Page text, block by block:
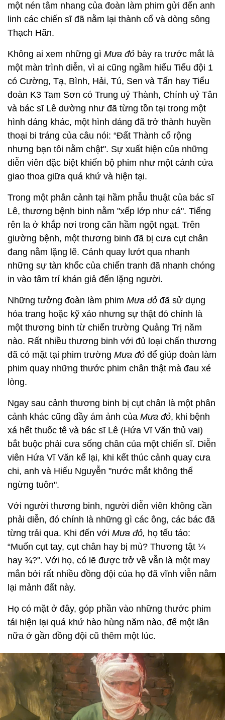
một nén tâm nhang của đoàn làm phim gửi đến anh
linh các chiến sĩ đã nằm lại thành cổ và dòng sông
Thạch Hãn.
Không ai xem những gì Mưa đỏ bày ra trước mắt là
một màn trình diễn, vì ai cũng ngầm hiểu Tiểu đội 1
có Cường, Tạ, Bình, Hải, Tú, Sen và Tấn hay Tiểu
đoàn K3 Tam Sơn có Trung uý Thành, Chính uỷ Tân
và bác sĩ Lê dường như đã từng tồn tại trong một
hình dáng khác, một hình dáng đã trở thành huyền
thoại bi tráng của câu nói: “Đất Thành cổ rộng
nhưng bạn tôi nằm chật". Sự xuất hiện của những
diễn viên đặc biệt khiến bộ phim như một cánh cửa
giao thoa giữa quá khứ và hiện tại.
Trong một phân cảnh tại hầm phẫu thuật của bác sĩ
Lê, thương bệnh binh nằm "xếp lớp như cá". Tiếng
rên la ở khắp nơi trong căn hầm ngột ngạt. Trên
giường bệnh, một thương binh đã bị cưa cụt chân
đang nằm lặng lẽ. Cảnh quay lướt qua nhanh
những sự tàn khốc của chiến tranh đã nhanh chóng
in vào tâm trí khán giả đến lặng người.
Những tưởng đoàn làm phim Mưa đỏ đã sử dụng
hóa trang hoặc kỹ xảo nhưng sự thật đó chính là
một thương binh từ chiến trường Quảng Trị năm
nào. Rất nhiều thương binh với đủ loại chấn thương
đã có mặt tại phim trường Mưa đỏ để giúp đoàn làm
phim quay những thước phim chân thật mà đau xé
lòng.
Ngay sau cảnh thương binh bị cụt chân là một phân
cảnh khác cũng đầy ám ảnh của Mưa đỏ, khi bệnh
xá hết thuốc tê và bác sĩ Lê (Hứa Vĩ Văn thủ vai)
bắt buộc phải cưa sống chân của một chiến sĩ. Diễn
viên Hứa Vĩ Văn kể lại, khi kết thúc cảnh quay cưa
chi, anh và Hiếu Nguyễn "nước mắt không thể
ngừng tuôn".
Với người thương binh, người diễn viên không cần
phải diễn, đó chính là những gì các ông, các bác đã
từng trải qua. Khi đến với Mưa đỏ, họ tếu táo:
“Muốn cụt tay, cụt chân hay bị mù? Thương tật ¼
hay ¾?". Với họ, có lẽ được trở về vẫn là một may
mắn bởi rất nhiều đồng đội của họ đã vĩnh viễn nằm
lại mảnh đất này.
Họ có mặt ở đây, góp phần vào những thước phim
tái hiện lại quá khứ hào hùng năm nào, để một lần
nữa ở gần đồng đội cũ thêm một lúc.